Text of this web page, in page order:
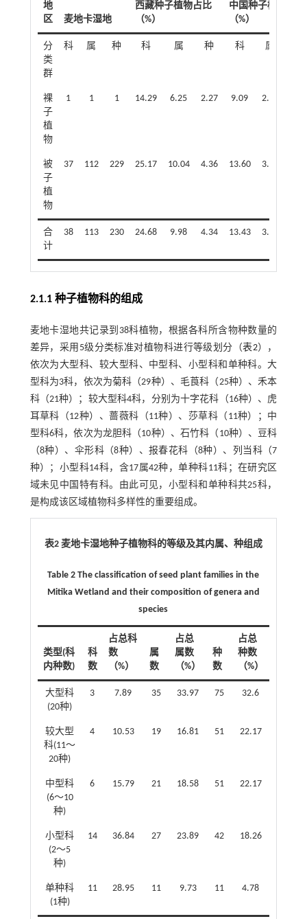
地
区
麦地卡湿地
西藏种子植物占比
（%）
中国种子植物占比
（%）
合
计
38 113 230 24.68 9.98 4.34 13.43 3.25
分
类
群
科 属 种 科 属 种 科 属
裸
子
植
物
1 1 1 14.29 6.25 2.27 9.09 2.22
被
子
植
物
37 112 229 25.17 10.04 4.36 13.60 3.27
2.1.1 种子植物科的组成
麦地卡湿地共记录到38科植物，根据各科所含物种数量的
差异，采用5级分类标准对植物科进行等级划分（表2），
依次为大型科、较大型科、中型科、小型科和单种科。大
型科为3科，依次为菊科（29种）、毛莨科（25种）、禾本
科（21种）；较大型科4科，分别为十字花科（16种）、虎
耳草科（12种）、蔷薇科（11种）、莎草科（11种）；中
型科6科，依次为龙胆科（10种）、石竹科（10种）、豆科
（8种）、伞形科（8种）、报春花科（8种）、列当科（7
种）；小型科14科，含17属42种，单种科11科；在研究区
域未见中国特有科。由此可见，小型科和单种科共25科，
是构成该区域植物科多样性的重要组成。
表2 麦地卡湿地种子植物科的等级及其内属、种组成
​​Table 2 The classification of seed plant families in the
Mitika Wetland and their composition of genera and
species
类型(科
内种数)
科
数
占总科
数
（%）
属
数
占总
属数
（%）
种
数
占总
种数
（%）
大型科
(20种)
3 7.89 35 33.97 75 32.6
较大型
科(11～
20种)
4 10.53 19 16.81 51 22.17
中型科
(6～10
种)
6 15.79 21 18.58 51 22.17
小型科
(2～5
种)
14 36.84 27 23.89 42 18.26
单种科
(1种)
11 28.95 11 9.73 11 4.78